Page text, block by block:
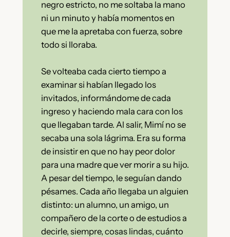
negro estricto, no me soltaba la mano
ni un minuto y había momentos en
que me la apretaba con fuerza, sobre
todo si lloraba.
Se volteaba cada cierto tiempo a
examinar si habían llegado los
invitados, informándome de cada
ingreso y haciendo mala cara con los
que llegaban tarde. Al salir, Mimí no se
secaba una sola lágrima. Era su forma
de insistir en que no hay peor dolor
para una madre que ver morir a su hijo.
A pesar del tiempo, le seguían dando
pésames. Cada año llegaba un alguien
distinto: un alumno, un amigo, un
compañero de la corte o de estudios a
decirle, siempre, cosas lindas, cuánto